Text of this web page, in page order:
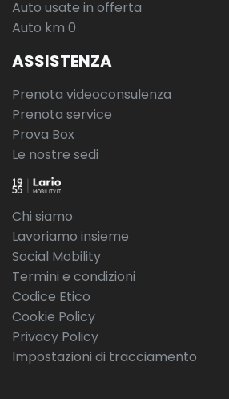
Auto usate in offerta
Auto km 0
ASSISTENZA
Prenota videoconsulenza
Prenota service
Prova Box
Le nostre sedi
Chi siamo
Lavoriamo insieme
Social Mobility
Termini e condizioni
Codice Etico
Cookie Policy
Privacy Policy
Impostazioni di tracciamento